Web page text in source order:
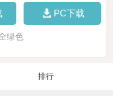
PC下载
绿色
排行